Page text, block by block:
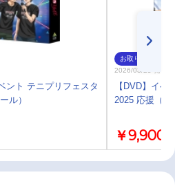
ント テニプリフェスタ
ル）
お取り寄せ
2026/03/25 発売
【DVD】イ
2025 応援（エ
￥9,900